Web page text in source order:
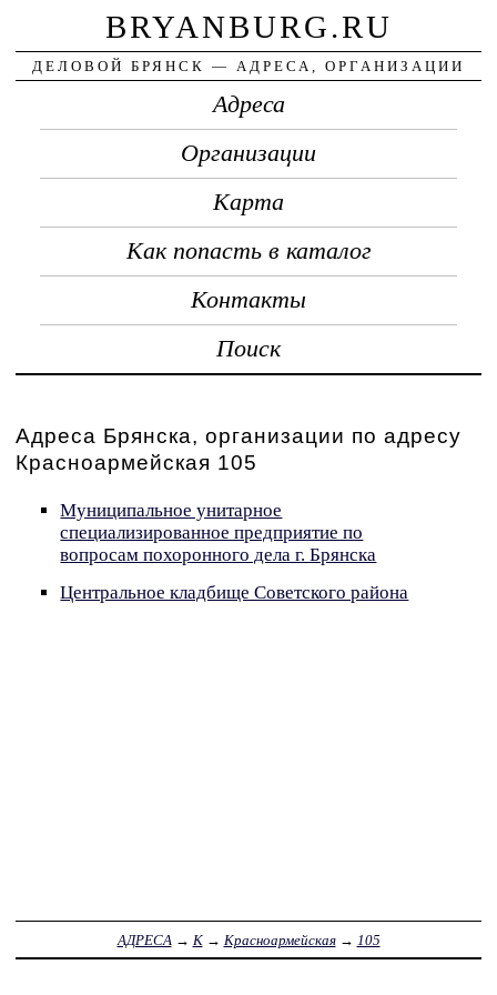
BRYANBURG.RU
ДЕЛОВОЙ БРЯНСК — АДРЕСА, ОРГАНИЗАЦИИ
Адреса
Организации
Карта
Как попасть в каталог
Контакты
Поиск
Адреса Брянска, организации по адресу
Красноармейская 105
Муниципальное унитарное
специализированное предприятие по
вопросам похоронного дела г. Брянска
Центральное кладбище Советского района
АДРЕСА → К→ Красноармейская→ 105